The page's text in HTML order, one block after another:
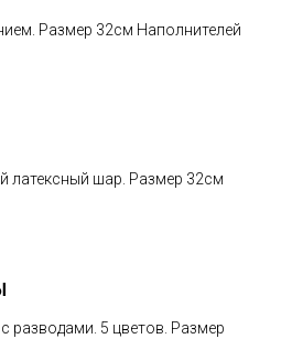
Размер 32см Наполнителей
латексный шар. Размер 32см
разводами. 5 цветов. Размер